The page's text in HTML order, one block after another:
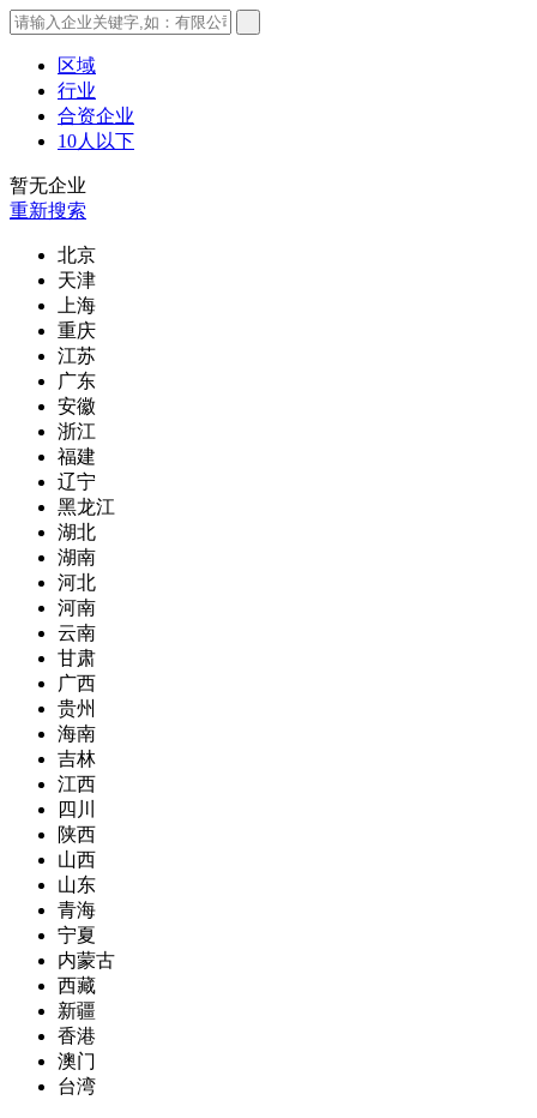
区域
行业
合资企业
10人以下
暂无企业
重新搜索
北京
天津
上海
重庆
江苏
广东
安徽
浙江
福建
辽宁
黑龙江
湖北
湖南
河北
河南
云南
甘肃
广西
贵州
海南
吉林
江西
四川
陕西
山西
山东
青海
宁夏
内蒙古
西藏
新疆
香港
澳门
台湾